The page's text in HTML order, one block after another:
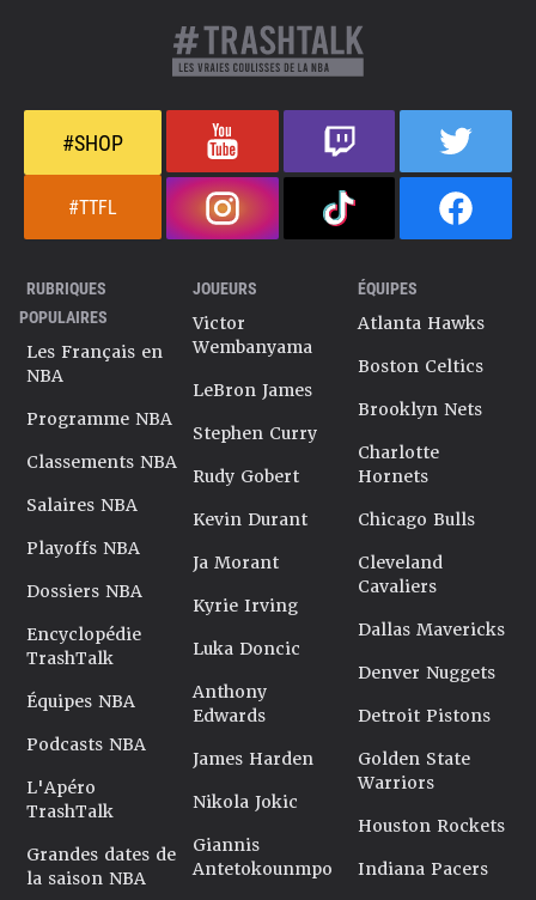
#SHOP
#TTFL
RUBRIQUES
POPULAIRES
Les Français en
NBA
Programme NBA
Classements NBA
Salaires NBA
Playoffs NBA
Dossiers NBA
Encyclopédie
TrashTalk
Équipes NBA
Podcasts NBA
L'Apéro
TrashTalk
Grandes dates de
la saison NBA
JOUEURS
Victor
Wembanyama
LeBron James
Stephen Curry
Rudy Gobert
Kevin Durant
Ja Morant
Kyrie Irving
Luka Doncic
Anthony
Edwards
James Harden
Nikola Jokic
Giannis
Antetokounmpo
ÉQUIPES
Atlanta Hawks
Boston Celtics
Brooklyn Nets
Charlotte
Hornets
Chicago Bulls
Cleveland
Cavaliers
Dallas Mavericks
Denver Nuggets
Detroit Pistons
Golden State
Warriors
Houston Rockets
Indiana Pacers